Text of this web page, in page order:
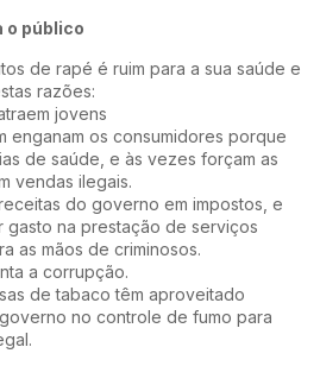
o público
de rapé é ruim para a sua saúde e
razões:
jovens
enganam os consumidores porque
de saúde, e às vezes forçam as
vendas ilegais.
do governo em impostos, e
na prestação de serviços
as mãos de criminosos.
a corrupção.
de tabaco têm aproveitado
no controle de fumo para